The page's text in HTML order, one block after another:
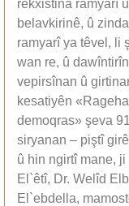
rêkxistina ramyarî
belavkirinê, û
ramyarî ya têvel, li
wan re, û
vepirsînan û
kesatiyên
demoqras» şeva
siryanan – piştî
û hin ngirtî mane,
El`êtî, Dr. Welîd
El`ebdella,